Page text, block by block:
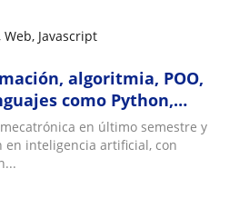
Javascript
algoritmia, POO,
como Python,
y C
en último semestre y
en inteligencia artificial, con